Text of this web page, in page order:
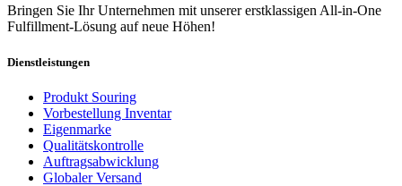
Bringen Sie Ihr Unternehmen mit unserer erstklassigen All-in-One
Fulfillment-Lösung auf neue Höhen!
Dienstleistungen
Produkt Souring
Vorbestellung Inventar
Eigenmarke
Qualitätskontrolle
Auftragsabwicklung
Globaler Versand